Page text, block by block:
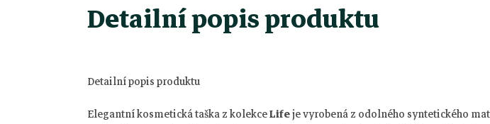
Detailní popis produktu
Detailní popis produktu
Elegantní kosmetická taška z kolekceLifeje vyrobená z odolného syntetického